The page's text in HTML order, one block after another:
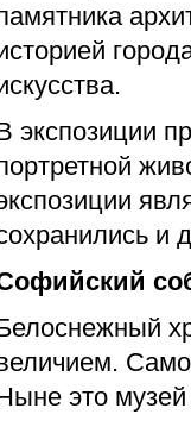
экспозиции
и
это